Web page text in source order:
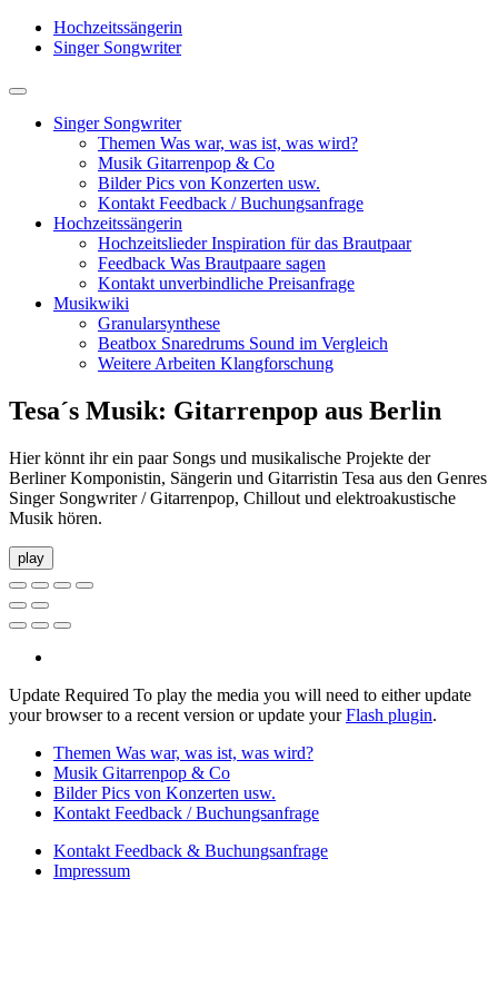
Hochzeitssängerin
Singer Songwriter
Singer Songwriter
Themen Was war, was ist, was wird?
Musik Gitarrenpop & Co
BilderPics von Konzerten usw.
Kontakt Feedback / Buchungsanfrage
Hochzeitssängerin
HochzeitsliederInspiration für das Brautpaar
Feedback Was Brautpaare sagen
Kontakt unverbindliche Preisanfrage
Musikwiki
Granularsynthese
Beatbox Snaredrums Sound im Vergleich
Weitere Arbeiten Klangforschung
Tesa´s Musik: Gitarrenpop aus Berlin
Hier könnt ihr ein paar Songs und musikalische Projekte der
Berliner Komponistin, Sängerin und Gitarristin Tesa aus den Genres
Singer Songwriter / Gitarrenpop, Chillout und elektroakustische
Musik hören.
play
Update Required To play the media you will need to either update
your browser to a recent version or update yourFlash plugin.
Themen Was war, was ist, was wird?
Musik Gitarrenpop & Co
BilderPics von Konzerten usw.
Kontakt Feedback / Buchungsanfrage
Kontakt Feedback & Buchungsanfrage
Impressum